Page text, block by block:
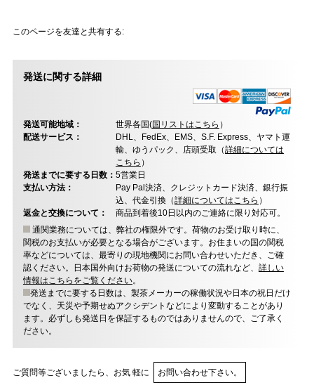
このページを友達と共有する:
発送に関する詳細
発送可能地域： 世界各国(国リストはこちら ）
配送サービス：
DHL、FedEx、EMS、S.F. Express、ヤマト運
輸、ゆうパック、店頭受取（詳細については
こちら ）
発送までに要する日数： 5営業日
支払い方法：
Pay Pal決済、クレジットカード決済、銀行振
込、代金引換（詳細についてはこちら ）
返金と交換について：
商品到着後10日以内のご連絡に限り対応可。
通関業務については、弊社の権限外です。荷物のお受け取り時に、
関税のお支払いが必要となる場合がございます。お住まいの国の関税
率などについては、最寄りの現地機関にお問い合わせいただき、ご確
認ください。日本国外向けお荷物の発送についての流れなど、 詳しい
情報はこちらをご覧ください。
発送までに要する日数は、製茶メーカーの稼働状況や日本の祝日だけ
でなく、天災や予期せぬアクシデントなどにより変動することがあり
ます。必ずしも発送日を保証するものではありませんので、ご了承く
ださい。
ご質問等ございましたら、お気 軽に お問い合わせ下さい。